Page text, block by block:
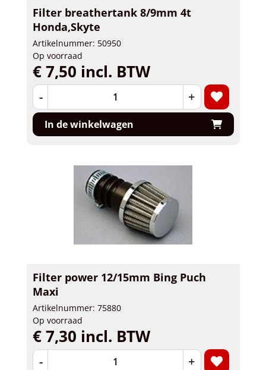
Filter breathertank 8/9mm 4t
Honda,Skyte
Artikelnummer: 50950
Op voorraad
€ 7,50 incl. BTW
- +
In de winkelwagen
Filter power 12/15mm Bing Puch
Maxi
Artikelnummer: 75880
Op voorraad
€ 7,30 incl. BTW
- +